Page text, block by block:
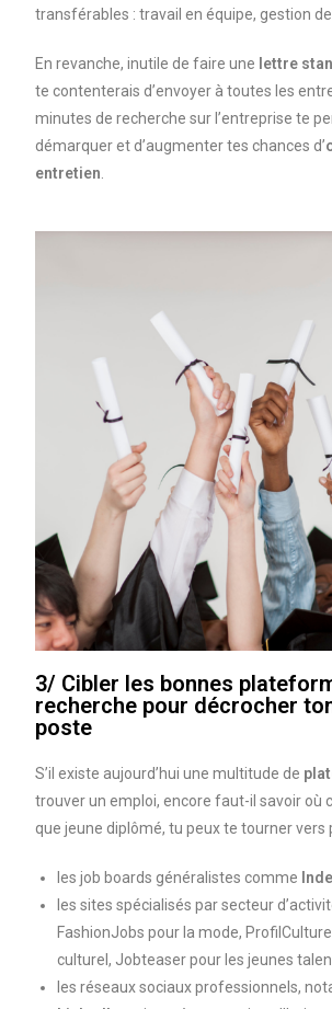
transférables : travail en équipe, gestion
En revanche, inutile de faire une lettre
te contenterais d’envoyer à toutes les
minutes de recherche sur l’entreprise te
démarquer et d’augmenter tes chances d’
entretien
3/ Cibler les bonnes
recherche pour décrocher
poste
S’il existe aujourd’hui une multitude de
trouver un emploi, encore faut-il savoir où
que jeune diplômé, tu peux te tourner vers
les job boards généralistes comme
les sites spécialisés par secteur
FashionJobs pour la mode,
culturel, Jobteaser pour les jeunes
les réseaux sociaux professionnels,